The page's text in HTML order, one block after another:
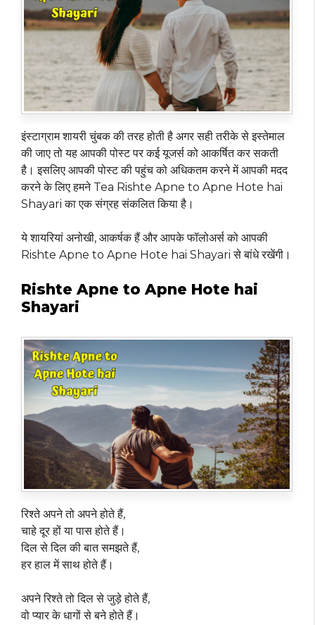
इंस्टाग्राम शायरी चुंबक की तरह होती है अगर सही तरीके से इस्तेमाल
की जाए तो यह आपकी पोस्ट पर कई यूजर्स को आकर्षित कर सकती
है। इसलिए आपकी पोस्ट की पहुंच को अधिकतम करने में आपकी मदद
करने के लिए हमने Tea Rishte Apne to Apne Hote hai
Shayari का एक संग्रह संकलित किया है।
ये शायरियां अनोखी, आकर्षक हैं और आपके फॉलोअर्स को आपकी
Rishte Apne to Apne Hote hai Shayari से बांधे रखेंगी।
Rishte Apne to Apne Hote hai
Shayari
रिश्ते अपने तो अपने होते हैं,
चाहे दूर हों या पास होते हैं।
दिल से दिल की बात समझते हैं,
हर हाल में साथ होते हैं।
अपने रिश्ते तो दिल से जुड़े होते हैं,
वो प्यार के धागों से बने होते हैं।